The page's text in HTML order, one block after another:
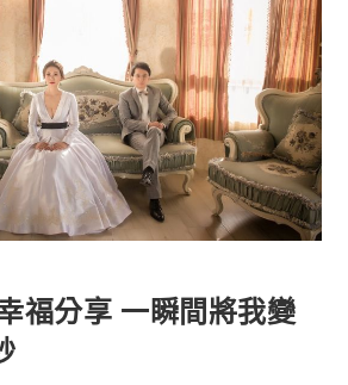
福分享 一瞬間將我變